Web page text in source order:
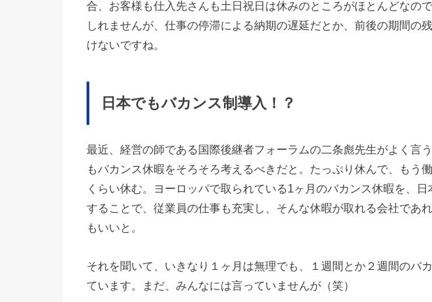
合、お客様も仕入先さんも土日祝日は休みのところがほとんどなの
しれませんが、仕事の停滞による納期の遅延だとか、前後の期間の
けないですね。
日本でもバカンス制導入！？
最近、経営の師である国際後継者フォーラムの二条彪先生がよく言
もバカンス休暇をそろそろ考えるべきだと。たっぷり休んで、もう
くらい休む。ヨーロッパで取られている1ヶ月のバカンス休暇を、
することで、従業員の仕事も充実し、そんな休暇が取れる会社であ
もいいと。
それを聞いて、いきなり１ヶ月は無理でも、１週間とか２週間のバ
ています。まだ、みんなには言っていませんが（笑）